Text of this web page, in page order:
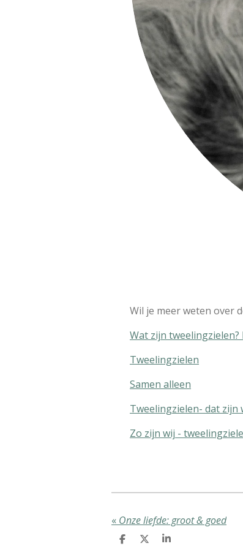
Wil je meer weten over
Wat zijn tweelingzielen?
Tweelingzielen
Samen alleen
Tweelingzielen- dat zijn
Zo zijn wij -
« Onze liefde: groot & goed
D
D
S